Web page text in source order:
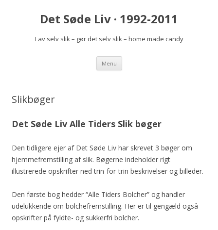
Det Søde Liv · 1992-2011
Lav selv slik – gør det selv slik – home made candy
Menu Videre
indhold
Slikbøger
Det Søde Liv Alle Tiders Slik bøger
Den tidligere ejer af Det Søde Liv har skrevet 3 bøger om
hjemmefremstilling af slik. Bøgerne indeholder rigt
illustrerede opskrifter ned trin-for-trin beskrivelser og billeder.
Den første bog hedder “Alle Tiders Bolcher” og handler
udelukkende om bolchefremstilling. Her er til gengæld også
opskrifter på fyldte- og sukkerfri bolcher.